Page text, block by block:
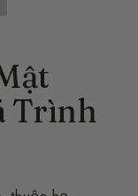
Trình